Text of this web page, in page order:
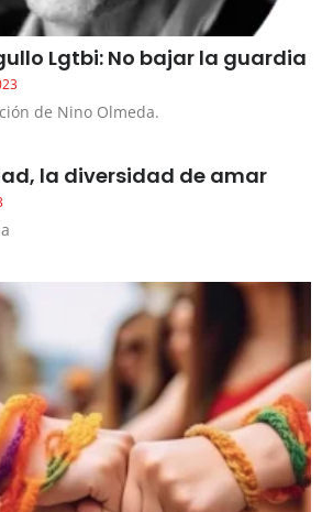
Lgtbi: No bajar la guardia
de Nino Olmeda.
la diversidad de amar